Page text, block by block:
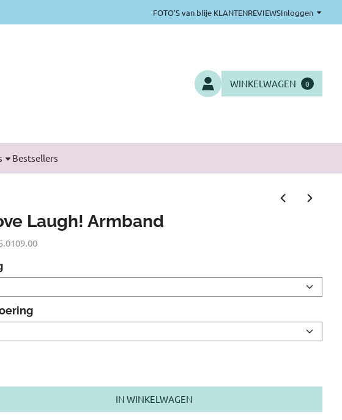
FOTO'S van blije KLANTENREVIEWSInloggen
WINKELWAGEN 0
Bestsellers
Laugh! Armband
IN WINKELWAGEN